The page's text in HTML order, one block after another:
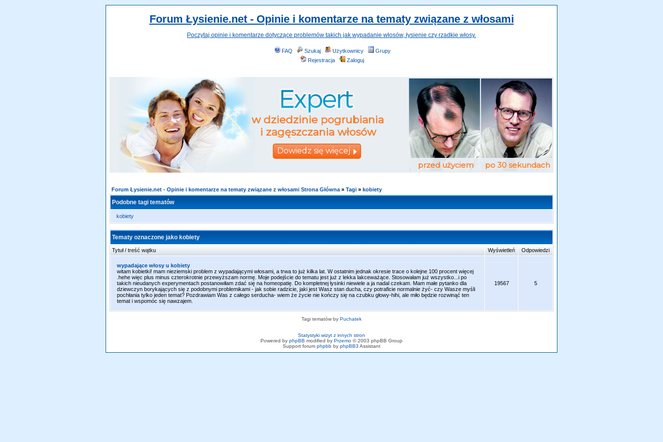
Forum Łysienie.net - Opinie i komentarze na tematy związane z włosami
Poczytaj opinie i komentarze dotyczące problemów takich jak wypadanie włosów, łysienie czy rzadkie włosy.
FAQ Szukaj Użytkownicy
Grupy
Rejestracja
Zaloguj
Forum Łysienie.net - Opinie i komentarze na tematy związane z włosami Strona Główna » Tagi » kobiety
Podobne tagi tematów
kobiety
Tematy oznaczone jako kobiety
Tytuł / treść wątku Wyświetleń Odpowiedzi
wypadające włosy u kobiety
witam kobietki! mam nieziemski problem z wypadającymi włosami, a trwa to już kilka lat. W ostatnim jednak okresie trace o kolejne 100 procent więcej
.hehe więc plus minus czterokrotnie przewyższam normę. Moje podejście do tematu jest już z lekka lakceważące. Stosowałam już wszystko...i po
takich nieudanych experymentach postanowiłam zdać się na homeopatię. Do kompletnej łysinki niewiele a ja nadal czekam. Mam małe pytanko dla
dziewczyn borykających się z podobnymi problemikami - jak sobie radzicie, jaki jest Wasz stan ducha, czy potraficie normalnie żyć- czy Wasze myśli
pochłania tylko jeden temat? Pozdrawiam Was z całego serducha- wiem że życie nie kończy się na czubku głowy-hihi, ale miło będzie rozwinąć ten
temat i wspomóc się nawzajem.
19567 5
Tagi tematów by Puchatek
Statystyki wizyt z innych stron
Powered by phpBB modified by Przemo © 2003 phpBB Group
Support forum phpbb by phpBB3 Assistant